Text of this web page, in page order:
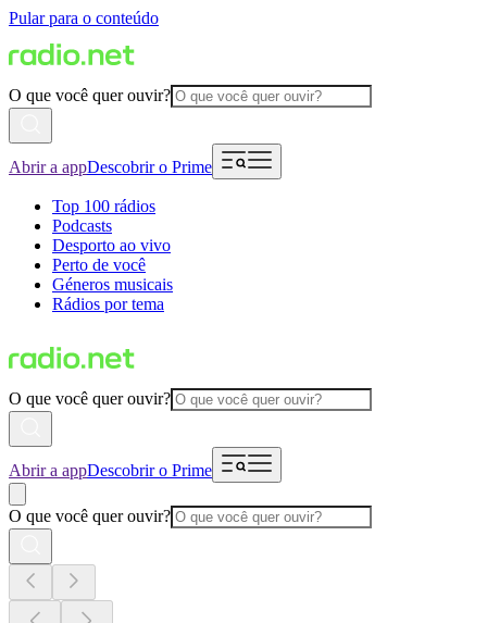
Pular para o conteúdo
O que você quer ouvir?
Abrir a appDescobrir o Prime
Top 100 rádios
Podcasts
Desporto ao vivo
Perto de você
Géneros musicais
Rádios por tema
O que você quer ouvir?
Abrir a appDescobrir o Prime
O que você quer ouvir?